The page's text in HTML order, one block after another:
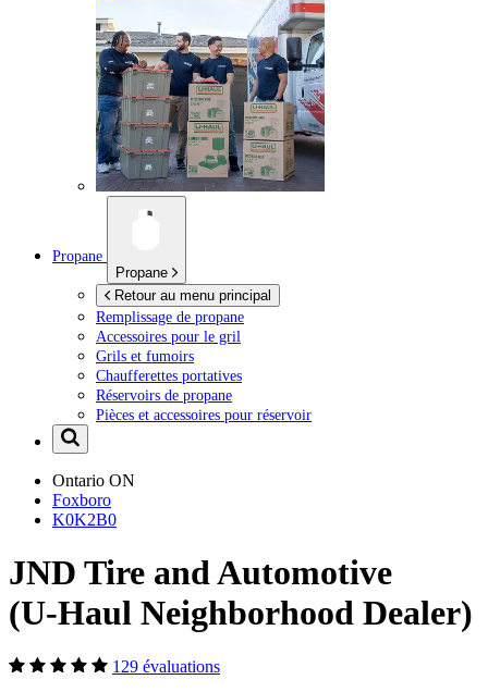
Propane
Propane
Retour au menu principal
Remplissage de propane
Accessoires pour le gril
Grils et fumoirs
Chaufferettes portatives
Réservoirs de propane
Pièces et accessoires pour réservoir
Ontario ON
Foxboro
K0K2B0
JND Tire and Automotive
(U-Haul Neighborhood Dealer)
129 évaluations